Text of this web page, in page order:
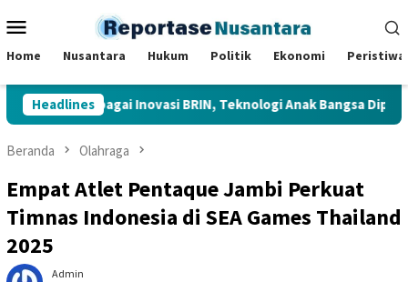
ke
Mobile
Home Nusantara Hukum Politik Ekonomi Peristiwa
Headlines
Berbagai Inovasi BRIN, Teknologi Anak Bangsa Dipamerkan
Beranda Olahraga
Empat Atlet Pentaque Jambi Perkuat
Timnas Indonesia di SEA Games Thailand
2025
Admin